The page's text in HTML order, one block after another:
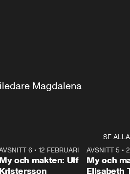
Magdalena
SE ALLA
27:30
6 •12 FEBRUARI
My och makten: Ulf
Kristersson
AVSNITT 5 •
My och
Elisabeth